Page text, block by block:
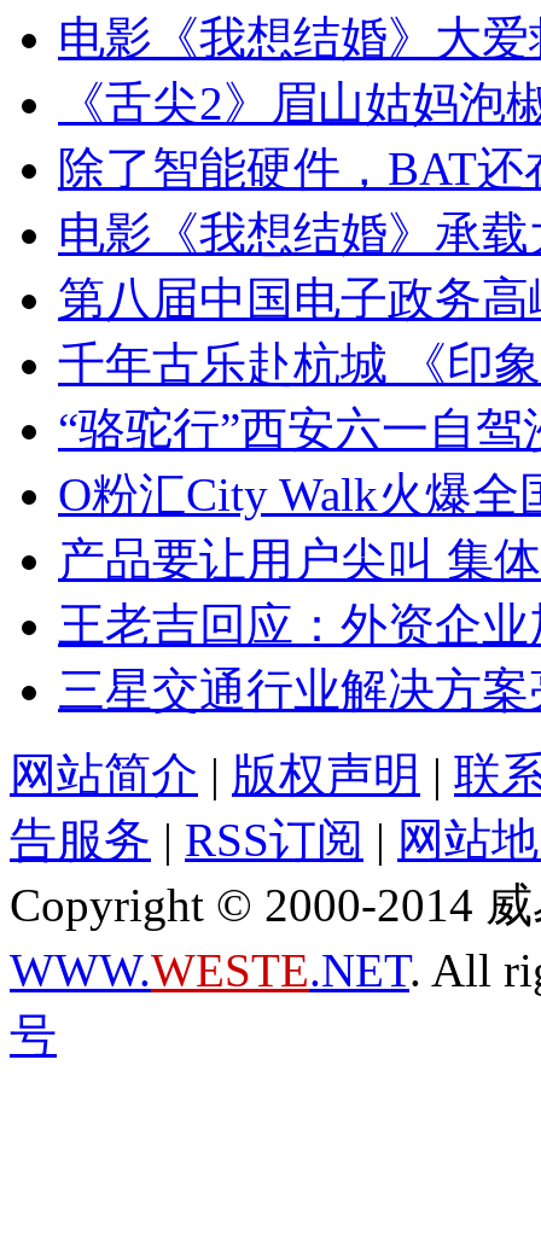
电影《我想结婚》大
《舌尖2》眉山姑妈泡
除了智能硬件，BAT
电影《我想结婚》承
第八届中国电子政务
千年古乐赴杭城 《印
“骆驼行”西安六一自
O粉汇City Walk火爆全
产品要让用户尖叫 集
王老吉回应：外资企
三星交通行业解决方
网站简介 | 版权声明 | 联
告服务 | RSS订阅 | 网站
Copyright © 2000-2014
WWW.WESTE.NET. All
号